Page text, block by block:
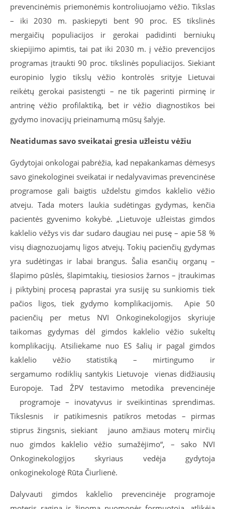
prevencinėmis priemonėmis kontroliuojamo vėžio. Tikslas
– iki 2030 m. paskiepyti bent 90 proc. ES tikslinės
mergaičių populiacijos ir gerokai padidinti berniukų
skiepijimo apimtis, tai pat iki 2030 m. į vėžio prevencijos
programas įtraukti 90 proc. tikslinės populiacijos. Siekiant
europinio lygio tikslų vėžio kontrolės srityje Lietuvai
reikėtų gerokai pasistengti – ne tik pagerinti pirminę ir
antrinę vėžio profilaktiką, bet ir vėžio diagnostikos bei
gydymo inovacijų prieinamumą mūsų šalyje.
Neatidumas savo sveikatai gresia užleistu vėžiu
Gydytojai onkologai pabrėžia, kad nepakankamas dėmesys
savo ginekologinei sveikatai ir nedalyvavimas prevencinėse
programose gali baigtis uždelstu gimdos kaklelio vėžio
atveju. Tada moters laukia sudėtingas gydymas, kenčia
pacientės gyvenimo kokybė. „Lietuvoje užleistas gimdos
kaklelio vėžys vis dar sudaro daugiau nei pusę – apie 58 %
visų diagnozuojamų ligos atvejų. Tokių pacienčių gydymas
yra sudėtingas ir labai brangus. Šalia esančių organų –
šlapimo pūslės, šlapimtakių, tiesiosios žarnos – įtraukimas
į piktybinį procesą paprastai yra susiję su sunkiomis tiek
pačios ligos, tiek gydymo komplikacijomis. Apie 50
pacienčių per metus NVI Onkoginekologijos skyriuje
taikomas gydymas dėl gimdos kaklelio vėžio sukeltų
komplikacijų. Atsiliekame nuo ES šalių ir pagal gimdos
kaklelio vėžio statistiką – mirtingumo ir
sergamumo rodiklių santykis Lietuvoje vienas didžiausių
Europoje. Tad ŽPV testavimo metodika prevencinėje
programoje – inovatyvus ir sveikintinas sprendimas.
Tikslesnis ir patikimesnis patikros metodas – pirmas
stiprus žingsnis, siekiant jauno amžiaus moterų mirčių
nuo gimdos kaklelio vėžio sumažėjimo“, – sako NVI
Onkoginekologijos skyriaus vedėja gydytoja
onkoginekologė Rūta Čiurlienė.
Dalyvauti gimdos kaklelio prevencinėje programoje